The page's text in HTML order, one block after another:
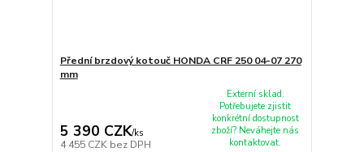
Přední brzdový kotouč HONDA CRF 250 04-07 270
mm
5 390 CZK/ks
4 455 CZK bez DPH
Externí sklad.
Potřebujete zjistit
konkrétní dostupnost
zboží? Neváhejte nás
kontaktovat.